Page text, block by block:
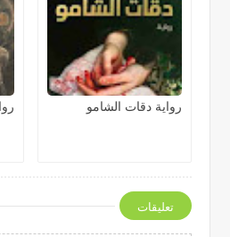
رواية دقات الشامو
تعليقات